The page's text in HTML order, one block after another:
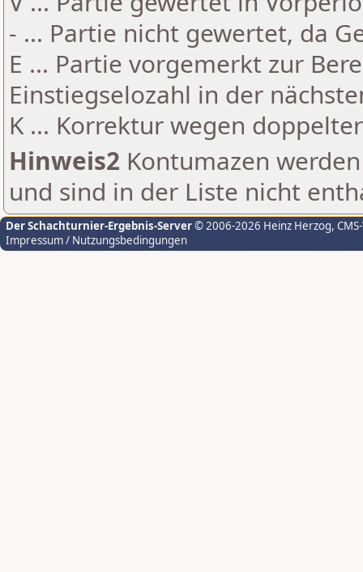
- ... Partie nicht gewertet, da
E ... Partie vorgemerkt zur
Einstiegselozahl in der
K ... Korrektur wegen
Hinweis2 Kontumazen
und sind in der Liste nicht
Der Schachturnier-Ergebnis-Server© 2006-2026 Heinz Herzog,
Impressum / Nutzungsbedingungen